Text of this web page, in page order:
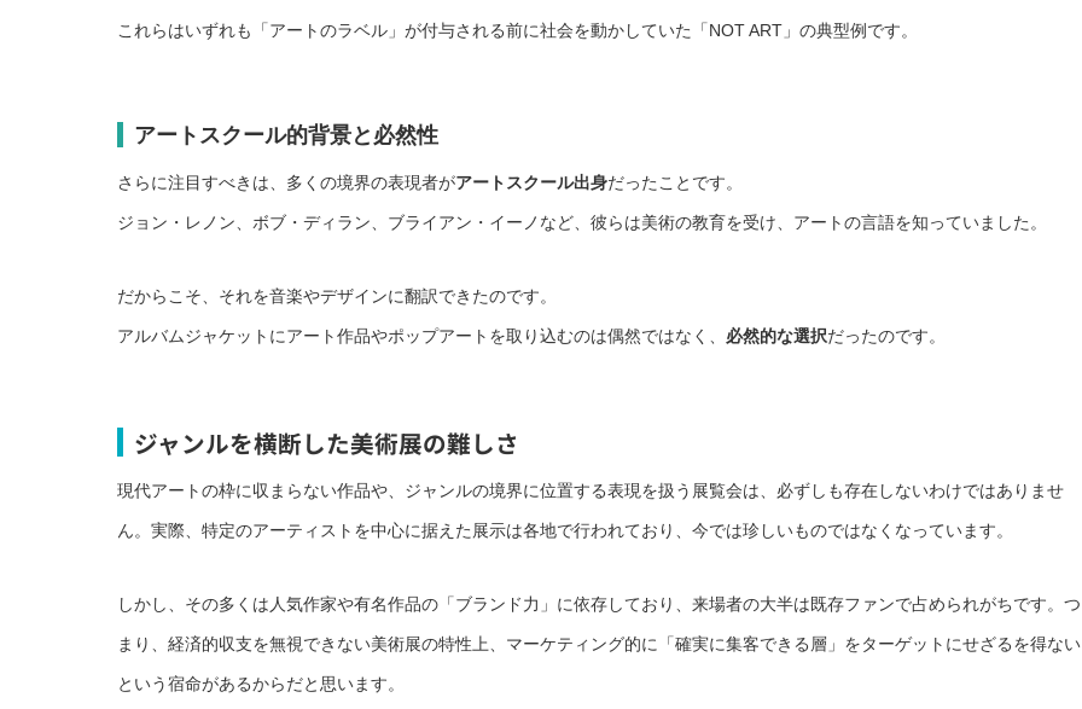
これらはいずれも「アートのラベル」が付与される前に社会を動かしていた「NOT ART」の典型例です。
アートスクール的背景と必然性
さらに注目すべきは、多くの境界の表現者がアートスクール出身だったことです。
ジョン・レノン、ボブ・ディラン、ブライアン・イーノなど、彼らは美術の教育を受け、アートの言語を知っていました。
だからこそ、それを音楽やデザインに翻訳できたのです。
アルバムジャケットにアート作品やポップアートを取り込むのは偶然ではなく、 必然的な選択だったのです。
ジャンルを横断した美術展の難しさ
現代アートの枠に収まらない作品や、ジャンルの境界に位置する表現を扱う展覧会は、必ずしも存在しないわけではありませ
ん。実際、特定のアーティストを中心に据えた展示は各地で行われており、今では珍しいものではなくなっています。
しかし、その多くは人気作家や有名作品の「ブランド力」に依存しており、来場者の大半は既存ファンで占められがちです。つ
まり、経済的収支を無視できない美術展の特性上、マーケティング的に「確実に集客できる層」をターゲットにせざるを得ない
という宿命があるからだと思います。